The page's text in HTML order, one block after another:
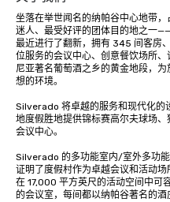
坐落在举世闻名的纳帕谷中心地带
迷人、最受好评的团体目的地之一
最近进行了翻新，拥有 345 间客房
位服务的会议中心、创意餐饮场所
尼亚著名葡萄酒之乡的黄金地段，
想的环境。
Silverado 将卓越的服务和现代化的
地度假胜地提供锦标赛高尔夫球场
会议中心。
Silverado 的多功能室内/室外多功
证明了度假村作为卓越会议和活动
在 17,000 平方英尺的活动空间中可
的会议室，每间都以纳帕谷著名的酒